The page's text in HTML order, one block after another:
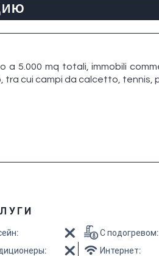
a 5.000 mq totali, immobili
tra cui campi da calcetto, tennis,
:
:
С подогревом:
Интернет: